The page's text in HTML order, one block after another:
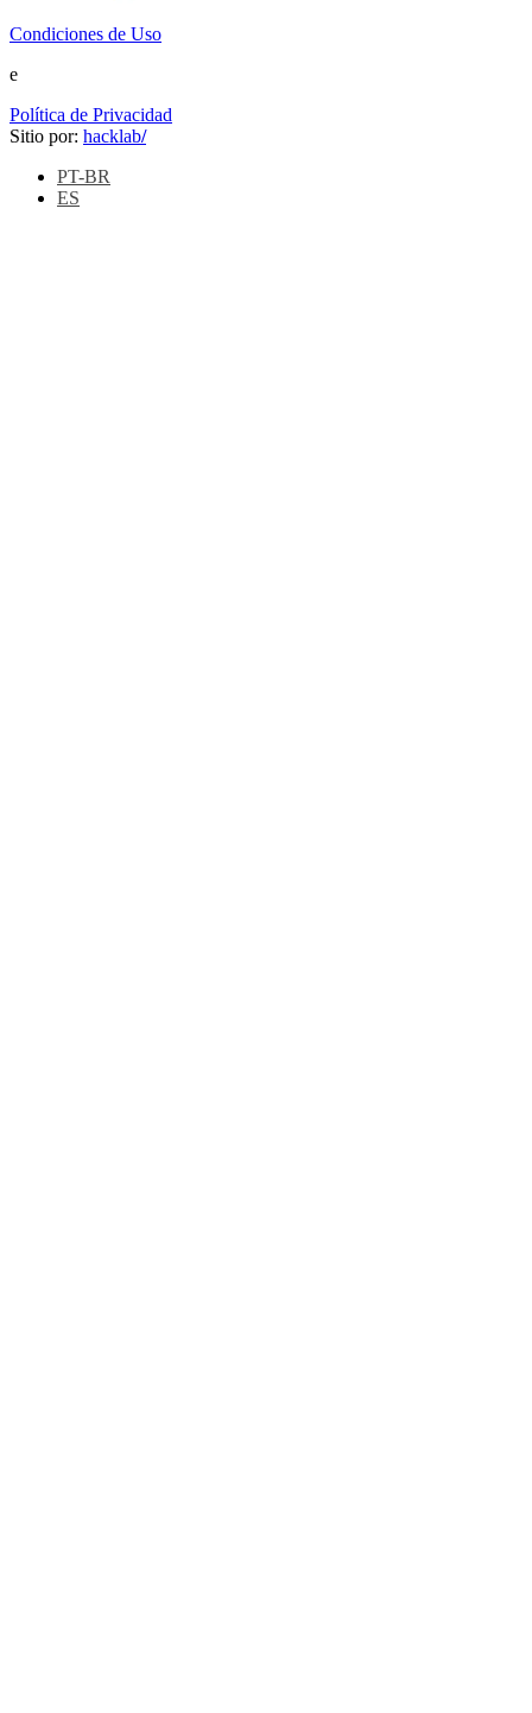
Condiciones de Uso
e
Política de Privacidad
Sitio por: hacklab/
PT-BR
ES